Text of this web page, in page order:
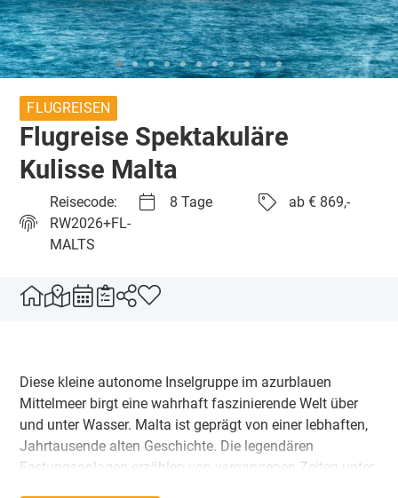
FLUGREISEN
Flugreise Spektakuläre
Kulisse Malta
Reisecode:
RW2026+FL-
MALTS
8 Tage ab € 869,-
Diese kleine autonome Inselgruppe im azurblauen
Mittelmeer birgt eine wahrhaft faszinierende Welt über
und unter Wasser. Malta ist geprägt von einer lebhaften,
Jahrtausende alten Geschichte. Die legendären
Festungsanlagen erzählen von vergangenen Zeiten unter